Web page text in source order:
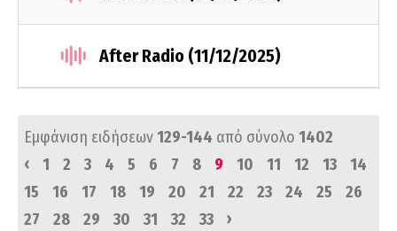
After Radio (11/12/2025)
Εμφάνιση ειδήσεων129-144 από σύνολο 1402
‹
1 2 3 4 5 6 7 8 9 10 11 12 13
14
15
16 17 18 19 20 21 22 23 24 25
26
27
28 29 30 31 32 33 ›